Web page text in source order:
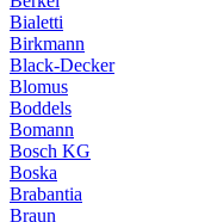
Bialetti
Birkmann
Black-Decker
Blomus
Boddels
Bomann
Bosch KG
Boska
Brabantia
Braun